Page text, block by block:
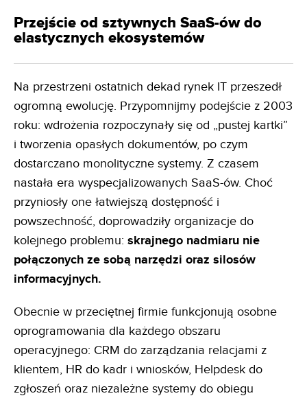
Przejście od sztywnych SaaS-ów do
elastycznych ekosystemów
Na przestrzeni ostatnich dekad rynek IT przeszedł
ogromną ewolucję. Przypomnijmy podejście z 2003
roku: wdrożenia rozpoczynały się od „pustej kartki”
i tworzenia opasłych dokumentów, po czym
dostarczano monolityczne systemy. Z czasem
nastała era wyspecjalizowanych SaaS-ów. Choć
przyniosły one łatwiejszą dostępność i
powszechność, doprowadziły organizacje do
kolejnego problemu: skrajnego nadmiaru nie
połączonych ze sobą narzędzi oraz silosów
informacyjnych.
Obecnie w przeciętnej firmie funkcjonują osobne
oprogramowania dla każdego obszaru
operacyjnego: CRM do zarządzania relacjami z
klientem, HR do kadr i wniosków, Helpdesk do
zgłoszeń oraz niezależne systemy do obiegu